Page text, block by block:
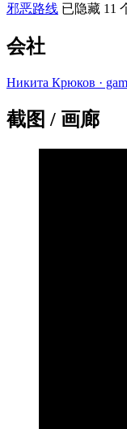
邪恶路线 已隐藏 11
会社
Никита Крюков ·
截图 / 画廊